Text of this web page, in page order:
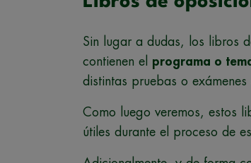
Sin lugar a dudas, los libros
contienen el programa o
distintas pruebas o
Como luego veremos, estos
útiles durante el proceso de